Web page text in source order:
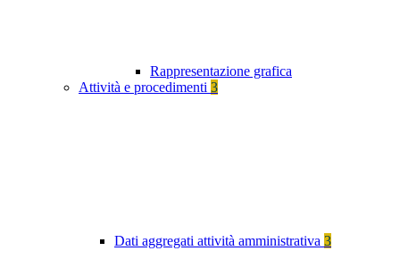
Rappresentazione grafica
Attività e procedimenti 3
Dati aggregati attività amministrativa 3